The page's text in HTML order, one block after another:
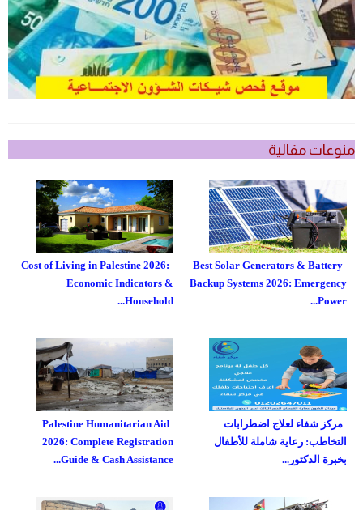
منوعات مقالية
Cost of Living in Palestine 2026:
Economic Indicators &
Household...
Best Solar Generators & Battery
Backup Systems 2026: Emergency
Power...
Palestine Humanitarian Aid
2026: Complete Registration
Guide & Cash Assistance...
مركز شفاء لعلاج اضطرابات
التخاطب: رعاية شاملة للأطفال
بخبرة الدكتور...